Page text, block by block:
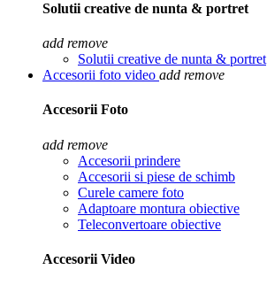
Solutii creative de nunta & portret
add remove
Solutii creative de nunta & portret
Accesorii foto video add remove
Accesorii Foto
add remove
Accesorii prindere
Accesorii si piese de schimb
Curele camere foto
Adaptoare montura obiective
Teleconvertoare obiective
Accesorii Video